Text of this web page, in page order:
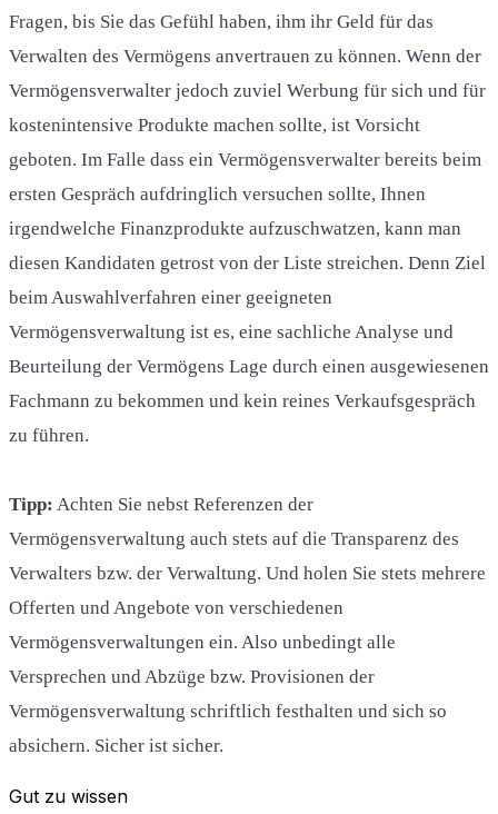
Fragen, bis Sie das Gefühl haben, ihm ihr Geld für das
Verwalten des Vermögens anvertrauen zu können. Wenn der
Vermögensverwalter jedoch zuviel Werbung für sich und für
kostenintensive Produkte machen sollte, ist Vorsicht
geboten. Im Falle dass ein Vermögensverwalter bereits beim
ersten Gespräch aufdringlich versuchen sollte, Ihnen
irgendwelche Finanzprodukte aufzuschwatzen, kann man
diesen Kandidaten getrost von der Liste streichen. Denn Ziel
beim Auswahlverfahren einer geeigneten
Vermögensverwaltung ist es, eine sachliche Analyse und
Beurteilung der Vermögens Lage durch einen ausgewiesenen
Fachmann zu bekommen und kein reines Verkaufsgespräch
zu führen.
Tipp: Achten Sie nebst Referenzen der
Vermögensverwaltung auch stets auf die Transparenz des
Verwalters bzw. der Verwaltung. Und holen Sie stets mehrere
Offerten und Angebote von verschiedenen
Vermögensverwaltungen ein. Also unbedingt alle
Versprechen und Abzüge bzw. Provisionen der
Vermögensverwaltung schriftlich festhalten und sich so
absichern. Sicher ist sicher.
Gut zu wissen